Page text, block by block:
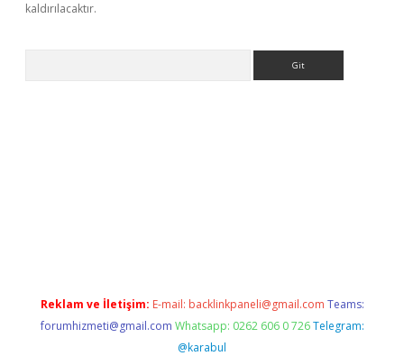
kaldırılacaktır.
Reklam ve İletişim: E-mail: backlinkpaneli@gmail.com Teams:
forumhizmeti@gmail.com Whatsapp: 0262 606 0 726 Telegram:
@karabul